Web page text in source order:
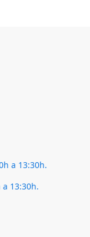
a 13:30h.
13:30h.